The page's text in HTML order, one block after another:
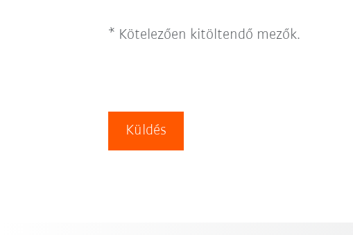
* Kötelezően kitöltendő mezők.
Küldés